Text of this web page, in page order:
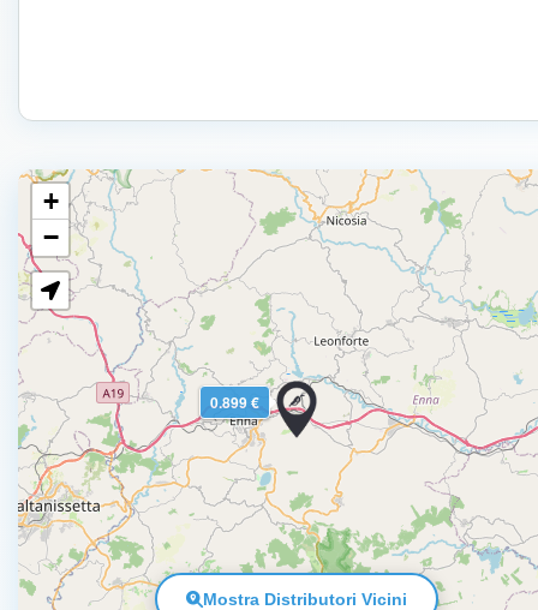
0.899 €
+
−
Mostra Distributori Vicini